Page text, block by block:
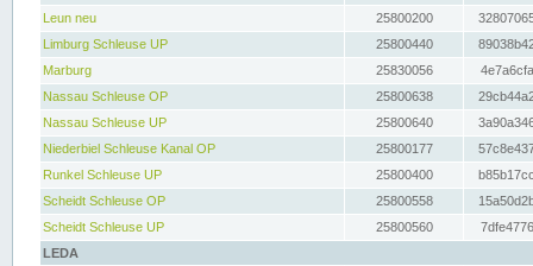
Leun neu
25800200
Limburg Schleuse UP
25800440
Marburg
25830056
Nassau Schleuse OP
25800638
Nassau Schleuse UP
25800640
Niederbiel Schleuse Kanal OP
25800177
Runkel Schleuse UP
25800400
Scheidt Schleuse OP
25800558
Scheidt Schleuse UP
25800560
LEDA